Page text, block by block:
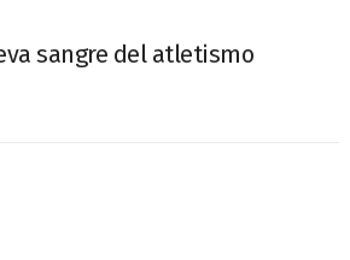
sangre del atletismo